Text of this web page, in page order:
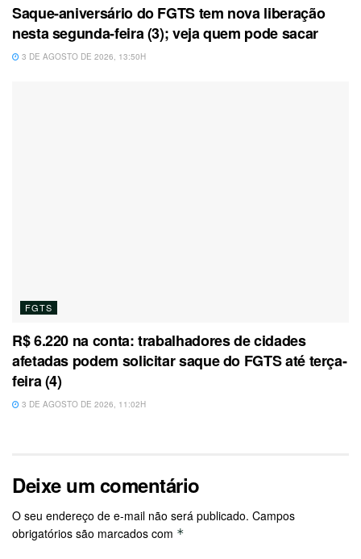
Saque-aniversário do FGTS tem nova liberação
nesta segunda-feira (3); veja quem pode sacar
3 DE AGOSTO DE 2026, 13:50H
FGTS
R$ 6.220 na conta: trabalhadores de cidades
afetadas podem solicitar saque do FGTS até terça-
feira (4)
3 DE AGOSTO DE 2026, 11:02H
Deixe um comentário
O seu endereço de e-mail não será publicado. Campos
obrigatórios são marcados com *